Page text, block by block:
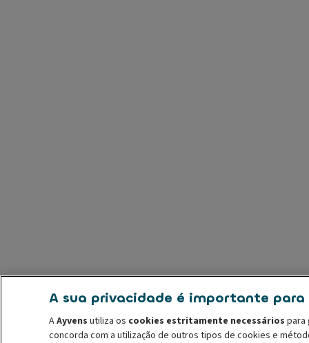
A sua privacidade é importante para
AAyvens utiliza os cookies estritamente necessários para
concorda com a utilização de outros tipos de cookies e